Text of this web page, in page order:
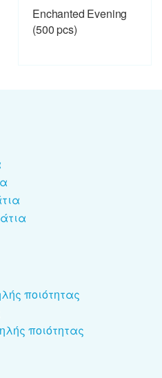
Enchanted Evening
(500 pcs)
ποιότητας
ποιότητας